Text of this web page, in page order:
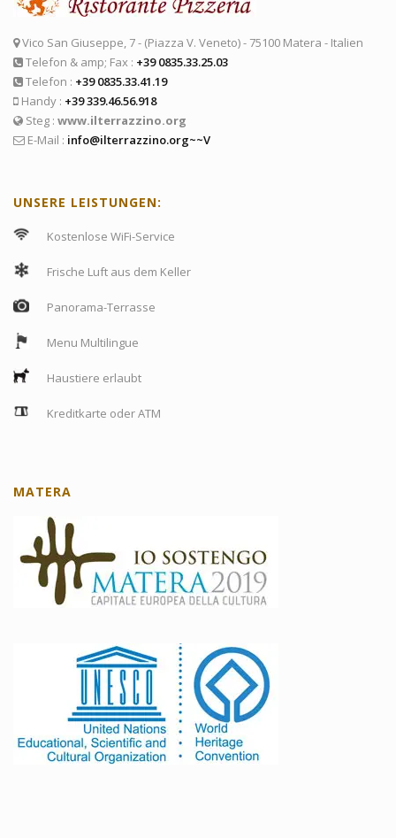
Vico San Giuseppe, 7 - (Piazza V. Veneto) - 75100 Matera - Italien
Telefon & amp; Fax : +39 0835.33.25.03
Telefon : +39 0835.33.41.19
Handy : +39 339.46.56.918
Steg : www.ilterrazzino.org
E-Mail : info@ilterrazzino.org~~V
UNSERE LEISTUNGEN:
Kostenlose WiFi-Service
Frische Luft aus dem Keller
Panorama-Terrasse
Menu Multilingue
Haustiere erlaubt
Kreditkarte oder ATM
MATERA